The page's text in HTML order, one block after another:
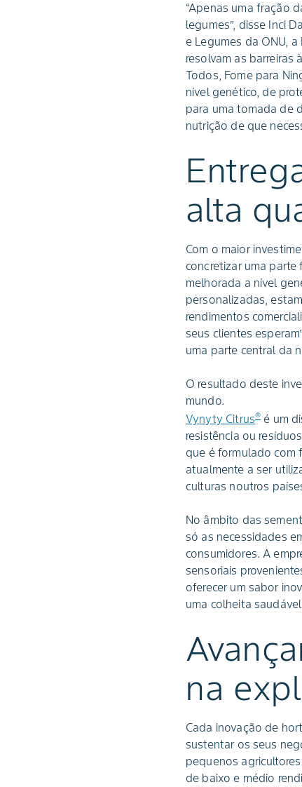
“Apenas uma fração
legumes”, disse Inci
e Legumes da ONU,
resolvam as
Todos, Fome para
nível genético, de
para uma tomada de
nutrição de que
alta
Com o maior
concretizar uma
melhorada a nível
personalizadas,
rendimentos
seus clientes
uma parte central da
O resultado deste
mundo.
Vynyty Citrus®é um
resistência ou
que é formulado com
atualmente a ser
culturas noutros
No âmbito das
só as necessidades
consumidores. A
sensoriais
oferecer um sabor
uma colheita
na
Cada inovação de
sustentar os seus
pequenos
de baixo e médio